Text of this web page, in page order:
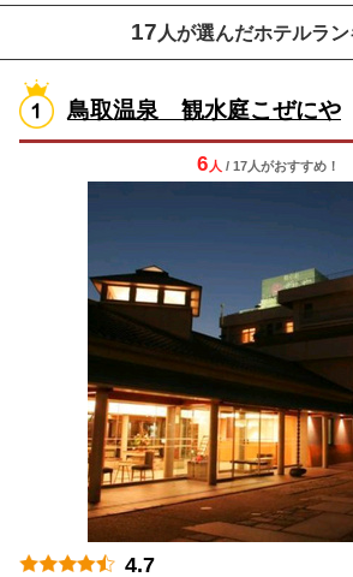
17 人が選んだホテルラ
鳥取温泉 観水庭こぜにや
6 人 / 17人がおすすめ！
4.7